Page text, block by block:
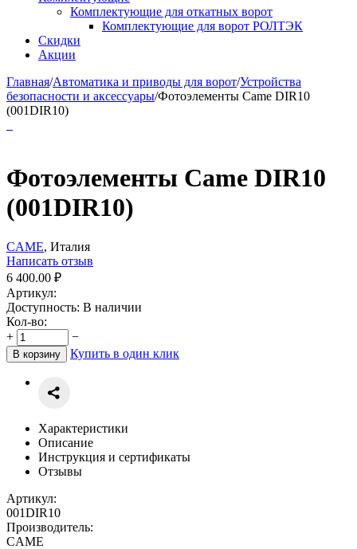
Комплектующие для откатных ворот
Комплектующие для ворот РОЛТЭК
Скидки
Акции
Главная/Автоматика и приводы для ворот/Устройства
безопасности и аксессуары/Фотоэлементы Came DIR10
(001DIR10)
Фотоэлементы Came DIR10
(001DIR10)
CAME, Италия
Написать отзыв
6 400.00 ₽
Артикул:
Доступность: В наличии
Кол-во:
+
−
В корзину Купить в один клик
Характеристики
Описание
Инструкция и сертификаты
Отзывы
Артикул:
001DIR10
Производитель:
CAME